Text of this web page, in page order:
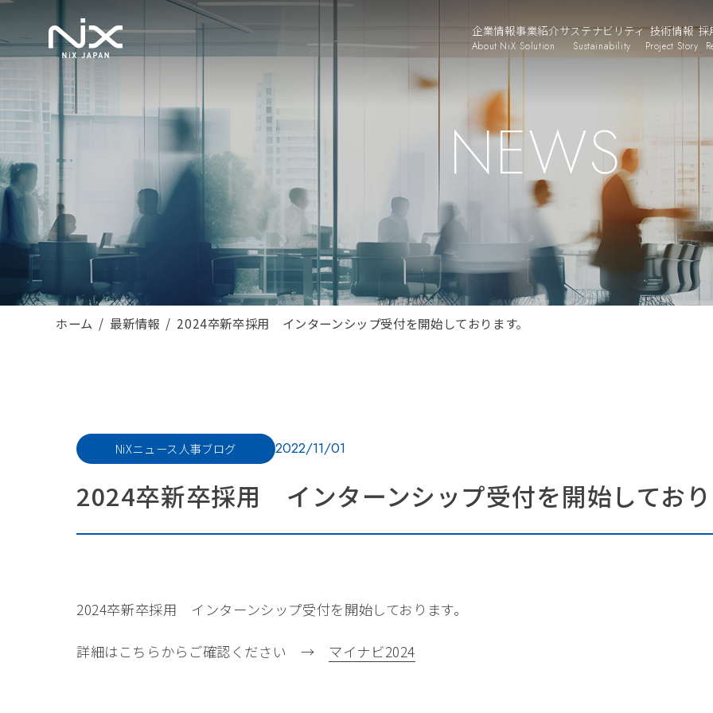
企業情報
About NiX
事業紹介
Solution
サステナビリティ
Sustainability
技術情報
Project Story
採
NEWS
ホーム 最新情報 2024卒新卒採用 インターンシップ受付を開始しております。
NiXニュース 人事ブログ 2022/11/01
2024卒新卒採用 インターンシップ受付を開始してお
2024卒新卒採用 インターンシップ受付を開始しております。
詳細はこちらからご確認ください → マイナビ2024